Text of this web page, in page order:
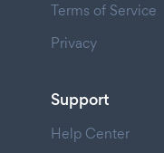
Terms of Service
Privacy
Support
Help Center